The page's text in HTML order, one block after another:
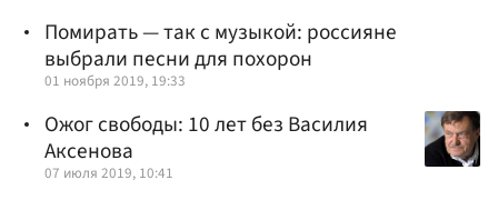
Помирать — так с музыкой: россияне
выбрали песни для похорон
01 ноября 2019, 19:33
Ожог свободы: 10 лет без Василия
Аксенова
07 июля 2019, 10:41